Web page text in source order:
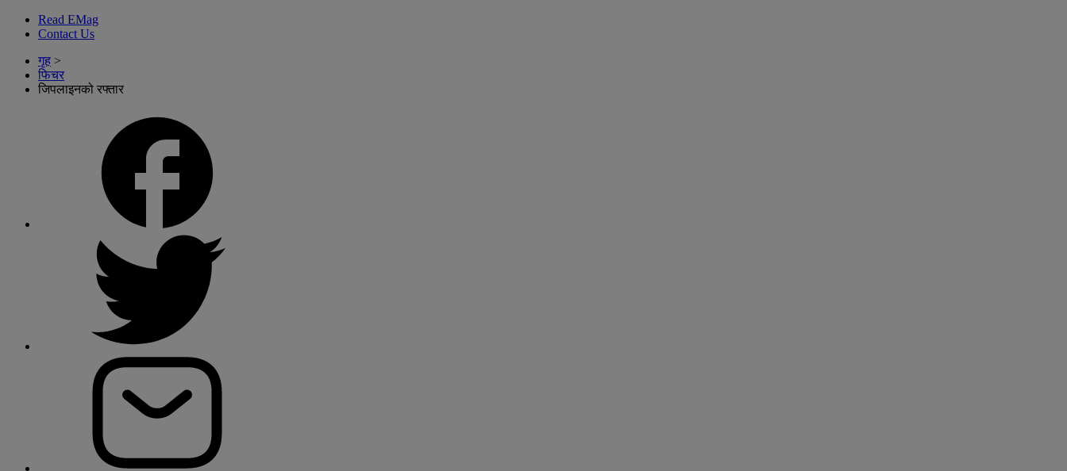
Read EMag
Contact Us
गृह >
फिचर
जिपलाइनको रफ्तार